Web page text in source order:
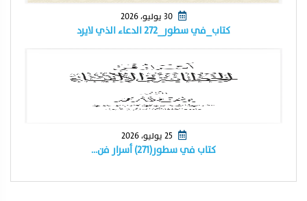
كتاب_في سطور_٢٧٢ الدعاء الذي لايرد
كتاب في سطور(٢٧١) أسرار فن…